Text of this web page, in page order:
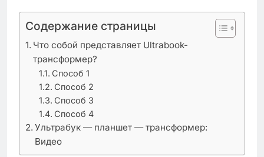
Содержание страницы
Что собой представляет Ultrabook-
трансформер?
Способ 1
Способ 2
Способ 3
Способ 4
Ультрабук — планшет — трансформер:
Видео